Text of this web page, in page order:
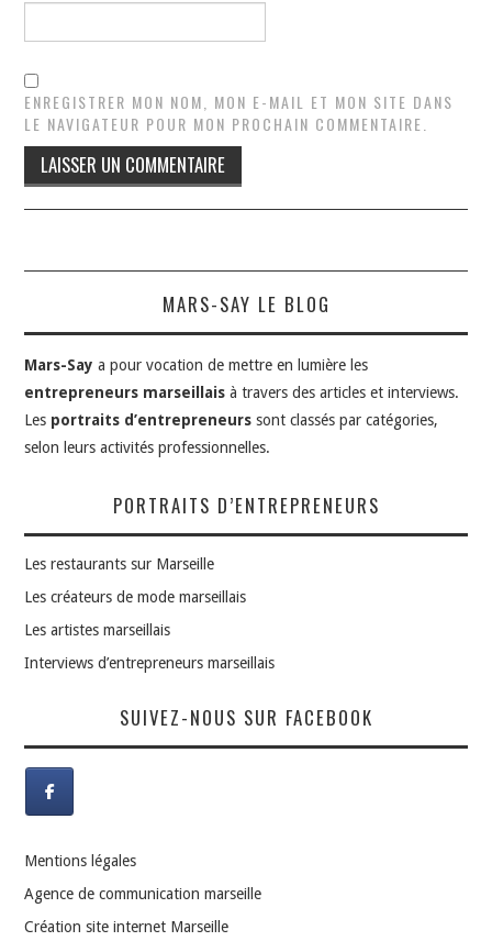
ENREGISTRER MON NOM, MON E-MAIL ET MON SITE DANS
LE NAVIGATEUR POUR MON PROCHAIN COMMENTAIRE.
MARS-SAY LE BLOG
Mars-Say a pour vocation de mettre en lumière les
entrepreneurs marseillais à travers des articles et interviews.
Les portraits d’entrepreneurs sont classés par catégories,
selon leurs activités professionnelles.
PORTRAITS D’ENTREPRENEURS
Les restaurants sur Marseille
Les créateurs de mode marseillais
Les artistes marseillais
Interviews d’entrepreneurs marseillais
SUIVEZ-NOUS SUR FACEBOOK
Mentions légales
Agence de communication marseille
Création site internet Marseille